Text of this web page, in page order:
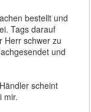
bestellt und
Tags darauf
Herr schwer zu
und
scheint
mir.